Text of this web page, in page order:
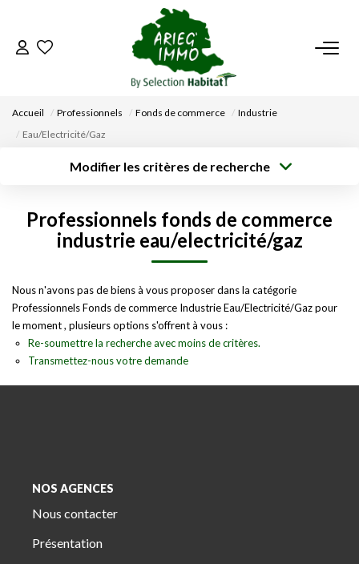
ACCUEIL
VENDRE UN BIEN
DÉPOSEZ VOTRE RECHERCHE
CONTACT
EN
Accueil Professionnels Fonds de commerce
Industrie
Eau/Electricité/Gaz
Modifier les critères de recherche
Sélectionnez...
Type de bien
Surface min
Budget max
Professionnels fonds de commerce
industrie eau/electricité/gaz
Nous n'avons pas de biens à vous proposer dans la catégorie
Professionnels Fonds de commerce Industrie Eau/Electricité/Gaz pour
le moment , plusieurs options s'offrent à vous :
Re-soumettre la recherche avec moins de critères.
Transmettez-nous votre demande
NOS AGENCES
Nous contacter
Présentation